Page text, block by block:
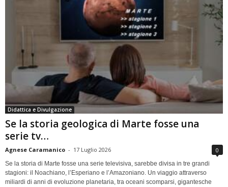
Didattica e Divulgazione
Se la storia geologica di Marte fosse una
serie tv…
Agnese Caramanico - 17 Luglio 2026 0
Se la storia di Marte fosse una serie televisiva, sarebbe divisa in tre grandi
stagioni: il Noachiano, l’Esperiano e l’Amazoniano. Un viaggio attraverso
miliardi di anni di evoluzione planetaria, tra oceani scomparsi, gigantesche